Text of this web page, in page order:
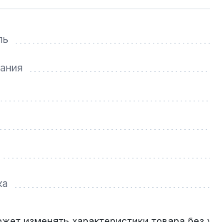
или электрогайковерта.
от глубокой головки того же